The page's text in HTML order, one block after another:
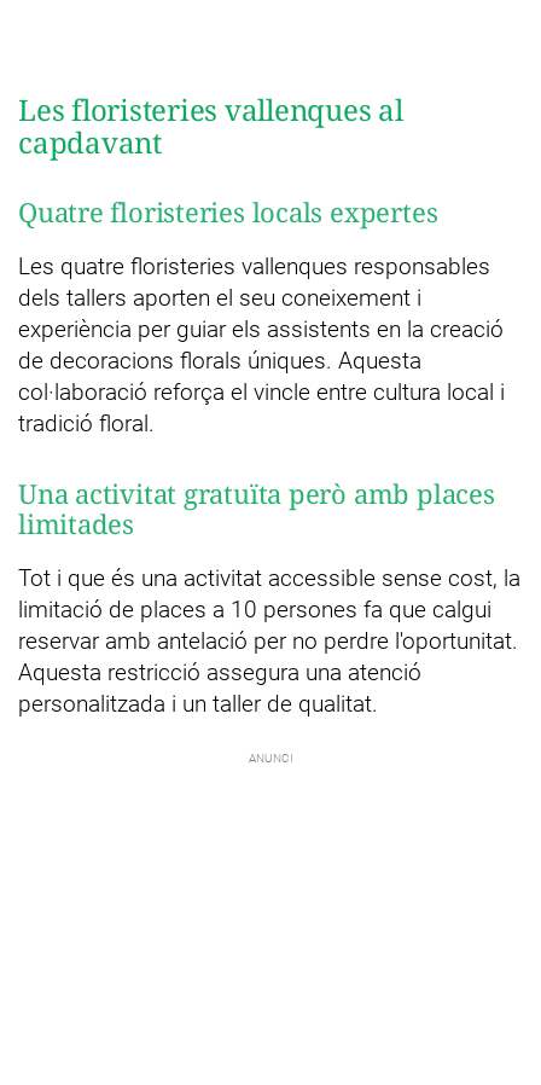
Les floristeries vallenques al
capdavant
Quatre floristeries locals expertes
Les quatre floristeries vallenques responsables
dels tallers aporten el seu coneixement i
experiència per guiar els assistents en la creació
de decoracions florals úniques. Aquesta
col·laboració reforça el vincle entre cultura local i
tradició floral.
Una activitat gratuïta però amb places
limitades
Tot i que és una activitat accessible sense cost, la
limitació de places a 10 persones fa que calgui
reservar amb antelació per no perdre l'oportunitat.
Aquesta restricció assegura una atenció
personalitzada i un taller de qualitat.